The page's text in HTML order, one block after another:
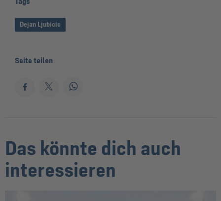
Dejan Ljubicic
Seite teilen
Das könnte dich auch
interessieren